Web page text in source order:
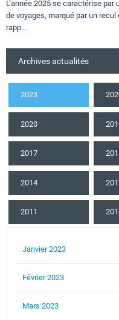
L’année 2025 se caractérise
de voyages, marqué par un
rapp...
Archives actualités
2023
2020
2017
2014
2011
Janvier 2023
Février 2023
Mars 2023